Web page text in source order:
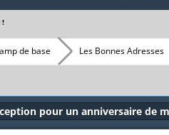
!
de base Les Bonnes Adresses
pour un anniversaire de